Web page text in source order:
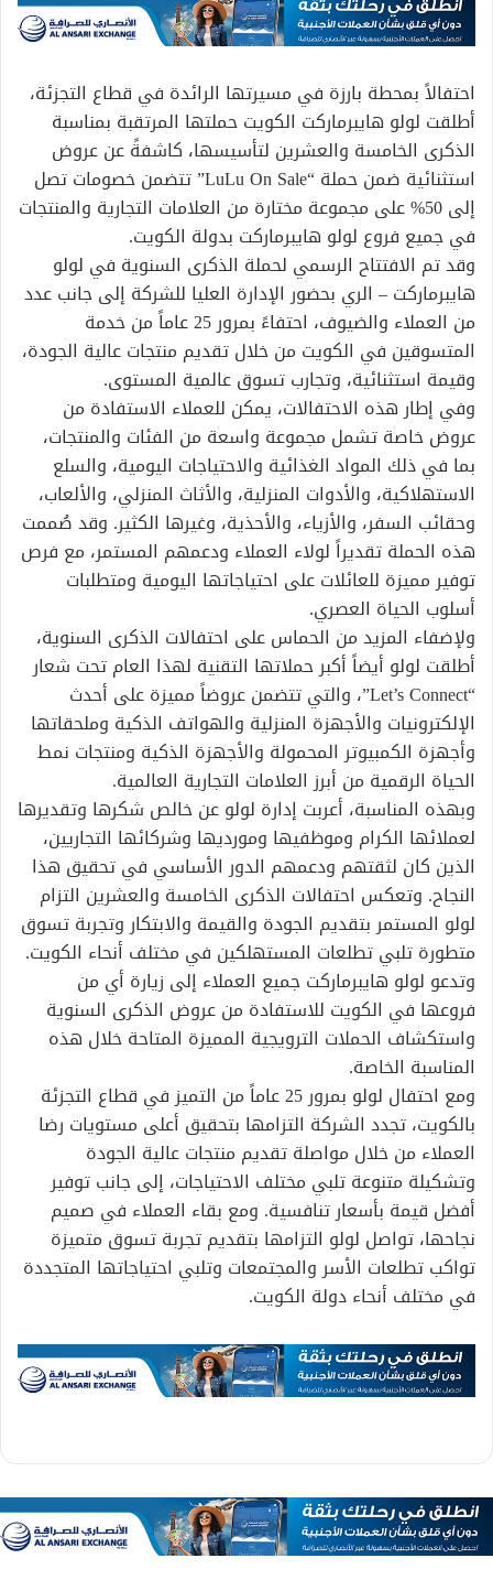
احتفالاً بمحطة بارزة في مسيرتها الرائدة في قطاع التجزئة،
أطلقت لولو هايبرماركت الكويت حملتها المرتقبة بمناسبة
الذكرى الخامسة والعشرين لتأسيسها، كاشفةً عن عروض
استثنائية ضمن حملة “LuLu On Sale” تتضمن خصومات تصل
إلى 50% على مجموعة مختارة من العلامات التجارية والمنتجات
في جميع فروع لولو هايبرماركت بدولة الكويت.
وقد تم الافتتاح الرسمي لحملة الذكرى السنوية في لولو
هايبرماركت – الري بحضور الإدارة العليا للشركة إلى جانب عدد
من العملاء والضيوف، احتفاءً بمرور 25 عاماً من خدمة
المتسوقين في الكويت من خلال تقديم منتجات عالية الجودة،
وقيمة استثنائية، وتجارب تسوق عالمية المستوى.
وفي إطار هذه الاحتفالات، يمكن للعملاء الاستفادة من
عروض خاصة تشمل مجموعة واسعة من الفئات والمنتجات،
بما في ذلك المواد الغذائية والاحتياجات اليومية، والسلع
الاستهلاكية، والأدوات المنزلية، والأثاث المنزلي، والألعاب،
وحقائب السفر، والأزياء، والأحذية، وغيرها الكثير. وقد صُممت
هذه الحملة تقديراً لولاء العملاء ودعمهم المستمر، مع فرص
توفير مميزة للعائلات على احتياجاتها اليومية ومتطلبات
أسلوب الحياة العصري.
ولإضفاء المزيد من الحماس على احتفالات الذكرى السنوية،
أطلقت لولو أيضاً أكبر حملاتها التقنية لهذا العام تحت شعار
“Let’s Connect”، والتي تتضمن عروضاً مميزة على أحدث
الإلكترونيات والأجهزة المنزلية والهواتف الذكية وملحقاتها
وأجهزة الكمبيوتر المحمولة والأجهزة الذكية ومنتجات نمط
الحياة الرقمية من أبرز العلامات التجارية العالمية.
وبهذه المناسبة، أعربت إدارة لولو عن خالص شكرها وتقديرها
لعملائها الكرام وموظفيها ومورديها وشركائها التجاريين،
الذين كان لثقتهم ودعمهم الدور الأساسي في تحقيق هذا
النجاح. وتعكس احتفالات الذكرى الخامسة والعشرين التزام
لولو المستمر بتقديم الجودة والقيمة والابتكار وتجربة تسوق
متطورة تلبي تطلعات المستهلكين في مختلف أنحاء الكويت.
وتدعو لولو هايبرماركت جميع العملاء إلى زيارة أي من
فروعها في الكويت للاستفادة من عروض الذكرى السنوية
واستكشاف الحملات الترويجية المميزة المتاحة خلال هذه
المناسبة الخاصة.
ومع احتفال لولو بمرور 25 عاماً من التميز في قطاع التجزئة
بالكويت، تجدد الشركة التزامها بتحقيق أعلى مستويات رضا
العملاء من خلال مواصلة تقديم منتجات عالية الجودة
وتشكيلة متنوعة تلبي مختلف الاحتياجات، إلى جانب توفير
أفضل قيمة بأسعار تنافسية. ومع بقاء العملاء في صميم
نجاحها، تواصل لولو التزامها بتقديم تجربة تسوق متميزة
تواكب تطلعات الأسر والمجتمعات وتلبي احتياجاتها المتجددة
في مختلف أنحاء دولة الكويت.